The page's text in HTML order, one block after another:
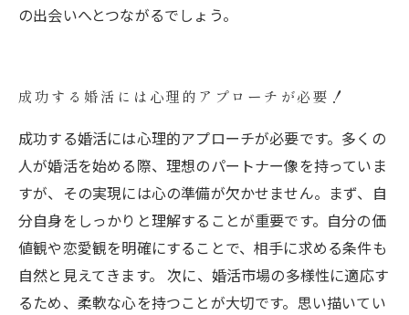
の出会いへとつながるでしょう。
成功する婚活には心理的アプローチが必要！
成功する婚活には心理的アプローチが必要です。多くの
人が婚活を始める際、理想のパートナー像を持っていま
すが、その実現には心の準備が欠かせません。まず、自
分自身をしっかりと理解することが重要です。自分の価
値観や恋愛観を明確にすることで、相手に求める条件も
自然と見えてきます。 次に、婚活市場の多様性に適応す
るため、柔軟な心を持つことが大切です。思い描いてい